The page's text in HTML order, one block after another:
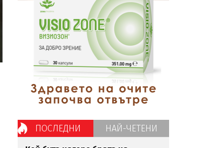
ПОСЛЕДНИ НАЙ-ЧЕТЕНИ